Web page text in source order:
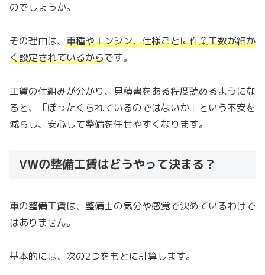
のでしょうか。
その理由は、 車種やエンジン、仕様ごとに作業工数が細か
く設定されているからです。
工賃の仕組みが分かり、見積書をある程度読めるようにな
ると、「ぼったくられているのではないか」という不安を
減らし、安心して整備を任せやすくなります。
VWの整備工賃はどうやって決まる？
車の整備工賃は、整備士の気分や感覚で決めているわけで
はありません。
基本的には、次の2つをもとに計算します。